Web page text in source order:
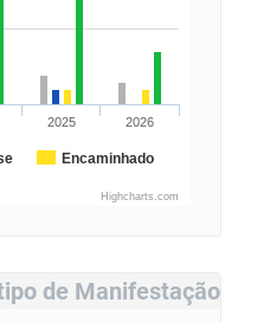
Encaminhado
2025 2026
Highcharts.com
de Manifestação